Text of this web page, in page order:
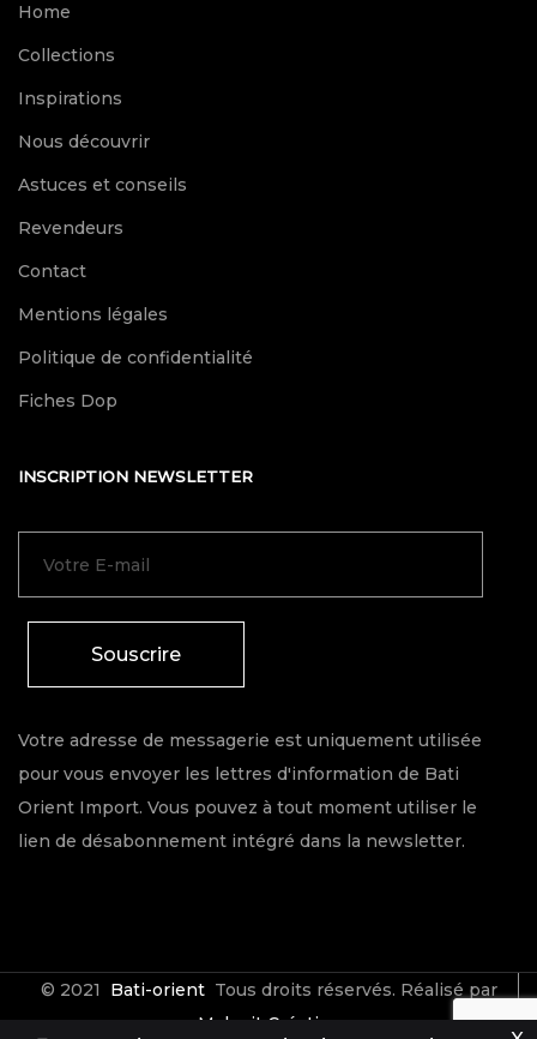
Home
Collections
Inspirations
Nous découvrir
Astuces et conseils
Revendeurs
Contact
Mentions légales
Politique de confidentialité
Fiches Dop
INSCRIPTION NEWSLETTER
Souscrire
Votre adresse de messagerie est uniquement utilisée
pour vous envoyer les lettres d'information de Bati
Orient Import. Vous pouvez à tout moment utiliser le
lien de désabonnement intégré dans la newsletter.
© 2021 Bati-orient Tous droits réservés. Réalisé par
Make it Créative